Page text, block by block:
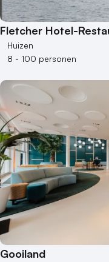
Fletcher Hotel-
Huizen
8 - 100 personen
Gooiland